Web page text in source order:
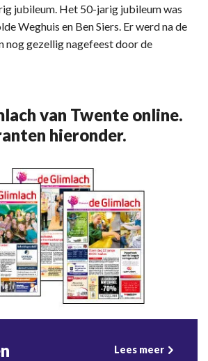
jubileum. Het 50-jarig jubileum was
Weghuis en Ben Siers. Er werd na de
nog gezellig nagefeest door de
van Twente online.
hieronder.
Lees meer